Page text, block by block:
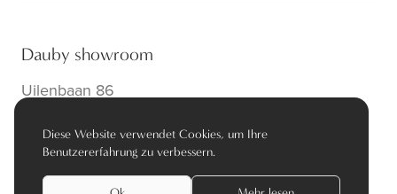
Dauby showroom
Uilenbaan 86
info@dauby.be|+32 3 354 16 86
Diese Website verwendet Cookies, um Ihre
Benutzererfahrung zu verbessern.